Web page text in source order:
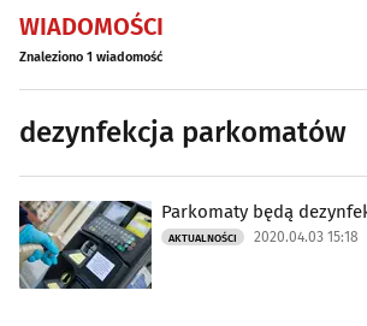
WIADOMOŚCI
Znaleziono 1 wiadomość
dezynfekcja parkomatów
Parkomaty będą
AKTUALNOŚCI 2020.04.03 15:18